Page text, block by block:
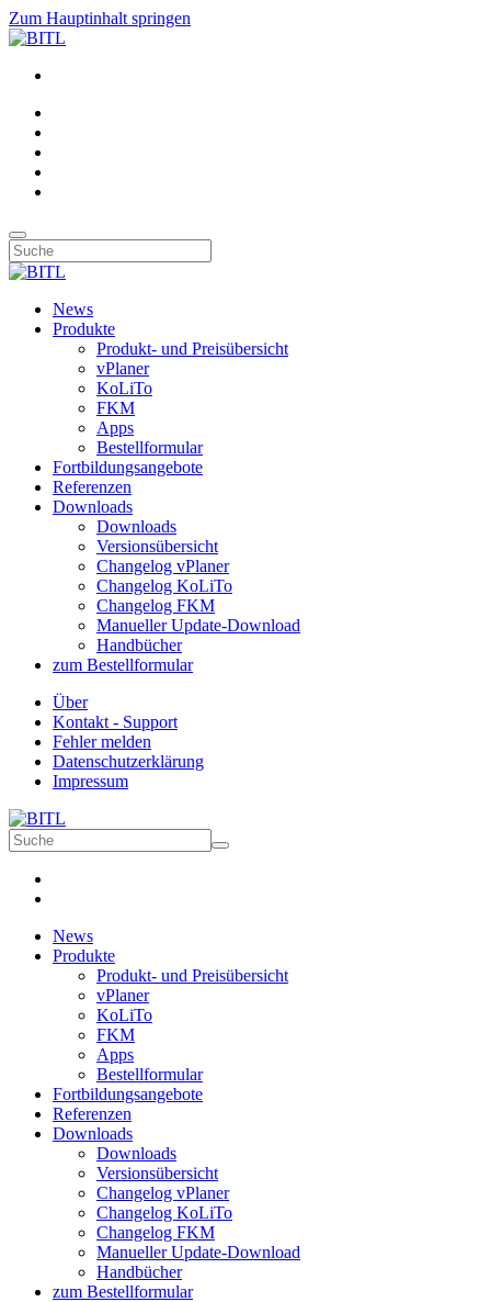
Zum Hauptinhalt springen
News
Produkte
Produkt- und Preisübersicht
vPlaner
KoLiTo
FKM
Apps
Bestellformular
Fortbildungsangebote
Referenzen
Downloads
Downloads
Versionsübersicht
Changelog vPlaner
Changelog KoLiTo
Changelog FKM
Manueller Update-Download
Handbücher
zum Bestellformular
Über
Kontakt - Support
Fehler melden
Datenschutzerklärung
Impressum
News
Produkte
Produkt- und Preisübersicht
vPlaner
KoLiTo
FKM
Apps
Bestellformular
Fortbildungsangebote
Referenzen
Downloads
Downloads
Versionsübersicht
Changelog vPlaner
Changelog KoLiTo
Changelog FKM
Manueller Update-Download
Handbücher
zum Bestellformular